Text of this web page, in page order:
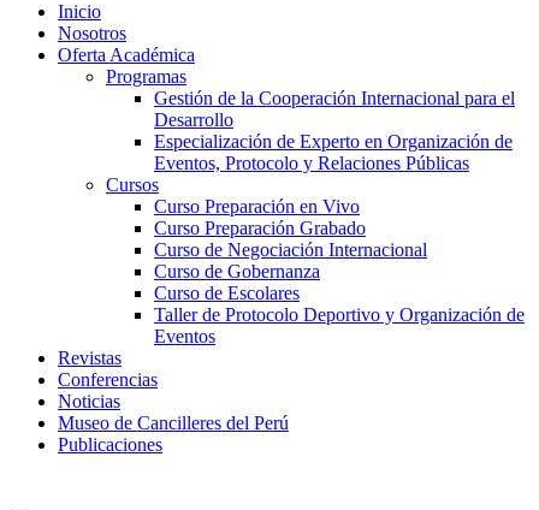
Inicio
Nosotros
Oferta Académica
Programas
Gestión de la Cooperación Internacional para el
Desarrollo
Especialización de Experto en Organización de
Eventos, Protocolo y Relaciones Públicas
Cursos
Curso Preparación en Vivo
Curso Preparación Grabado
Curso de Negociación Internacional
Curso de Gobernanza
Curso de Escolares
Taller de Protocolo Deportivo y Organización de
Eventos
Revistas
Conferencias
Noticias
Museo de Cancilleres del Perú
Publicaciones